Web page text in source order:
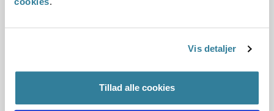
Vis detaljer
Tillad alle cookies
ønske det.
I en konkret sag fandt Ankestyrelsen, at en hvilestol uden
særlige handicapkompenserende funktioner er et
ikke kan ydes støtte til.
I en anden konkret sag fandt Ankestyrelsen, at en hvilestol